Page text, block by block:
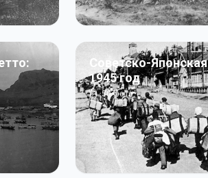
Советско-
1945 год
50фото